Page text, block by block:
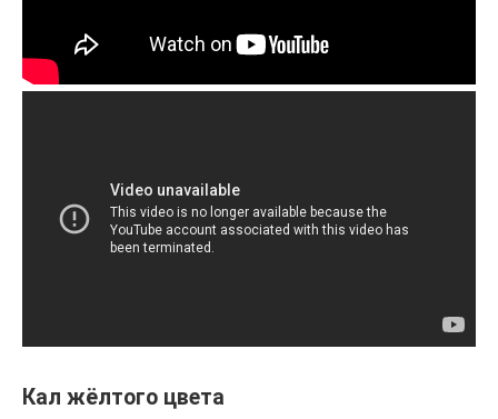
Кал жёлтого цвета